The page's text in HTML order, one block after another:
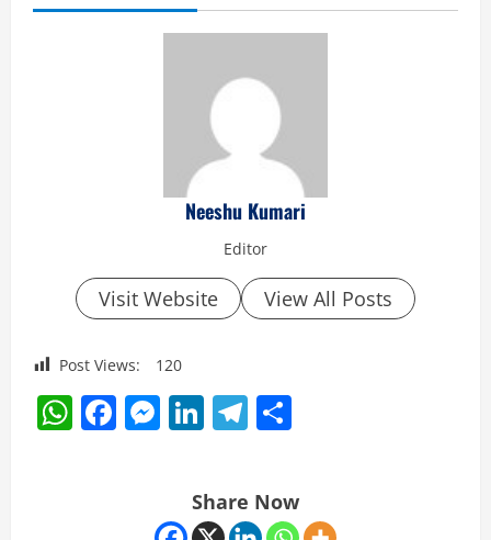
Neeshu Kumari
Editor
Visit Website View All Posts
Post Views: 120
WhatsApp
Facebook
Messenger
LinkedIn
Telegram
Share Now